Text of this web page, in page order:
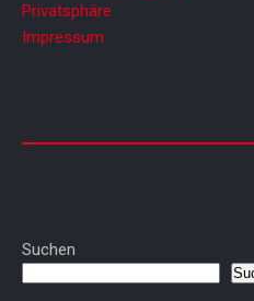
Privatsphäre
Impressum
Suchen